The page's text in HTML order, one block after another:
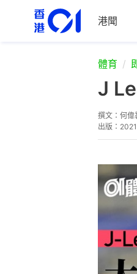
港聞
體育
J
撰文： 何偉
出版：